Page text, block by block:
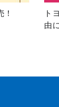
ト
由